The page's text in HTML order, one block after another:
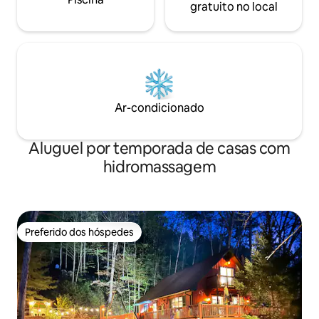
gratuito no local
Ar-condicionado
Aluguel por temporada de casas com
hidromassagem
Preferido dos hóspedes
Preferido dos hóspedes